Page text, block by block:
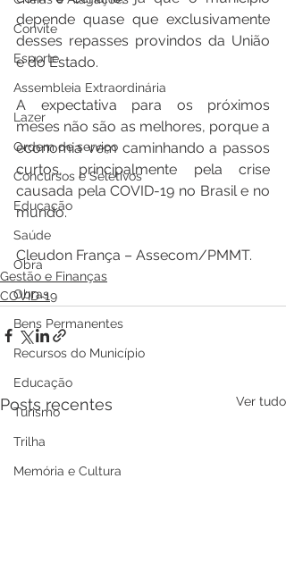
Convite
Esporte
Assembleia Extraordinária
Lazer
Ordem de serviço
Concursos e Seletivos
Educação
Saúde
Obra
Obras
Bens Permanentes
Recursos do Município
Educação
Turismo
Trilha
Memória e Cultura
depende quase que exclusivamente
desses repasses provindos da União
e do Estado.
A expectativa para os próximos
meses não são as melhores, porque a
economia vem caminhando a passos
curtos, principalmente pela crise
causada pela COVID-19 no Brasil e no
mundo.
Cleudon França – Assecom/PMMT.
Gestão e Finanças
COVID-19
Posts recentes Ver tudo